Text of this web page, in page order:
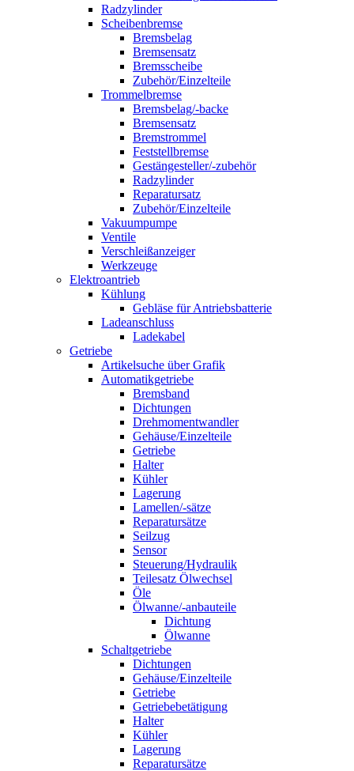
Radzylinder
Scheibenbremse
Bremsbelag
Bremsensatz
Bremsscheibe
Zubehör/Einzelteile
Trommelbremse
Bremsbelag/-backe
Bremsensatz
Bremstrommel
Feststellbremse
Gestängesteller/-zubehör
Radzylinder
Reparatursatz
Zubehör/Einzelteile
Vakuumpumpe
Ventile
Verschleißanzeiger
Werkzeuge
Elektroantrieb
Kühlung
Gebläse für Antriebsbatterie
Ladeanschluss
Ladekabel
Getriebe
Artikelsuche über Grafik
Automatikgetriebe
Bremsband
Dichtungen
Drehmomentwandler
Gehäuse/Einzelteile
Getriebe
Halter
Kühler
Lagerung
Lamellen/-sätze
Reparatursätze
Seilzug
Sensor
Steuerung/Hydraulik
Teilesatz Ölwechsel
Öle
Ölwanne/-anbauteile
Dichtung
Ölwanne
Schaltgetriebe
Dichtungen
Gehäuse/Einzelteile
Getriebe
Getriebebetätigung
Halter
Kühler
Lagerung
Reparatursätze